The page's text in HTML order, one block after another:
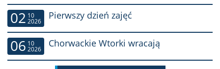
Bliżej Siebie: Słowacja – Polska
Bośnia – przestrzenie i praktyki sąsiedztwa
Malownicza Bułgaria
02 10
2026
Pierwszy dzień zajęć
06 10
2026
Chorwackie Wtorki wracają